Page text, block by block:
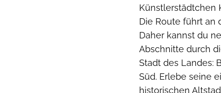
Künstlerstädtchen
Die Route führt an
Daher kannst du
Abschnitte durch
Stadt des Landes:
Süd. Erlebe seine
historischen